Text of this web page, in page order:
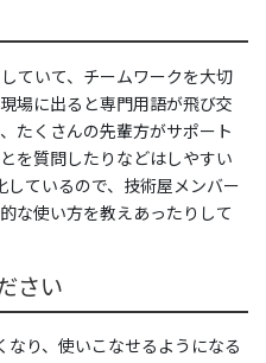
ていて、チームワークを大切
場に出ると専門用語が飛び交
たくさんの先輩方がサポート
を質問したりなどはしやすい
しているので、技術屋メンバー
な使い方を教えあったりして
さい
なり、使いこなせるようになる